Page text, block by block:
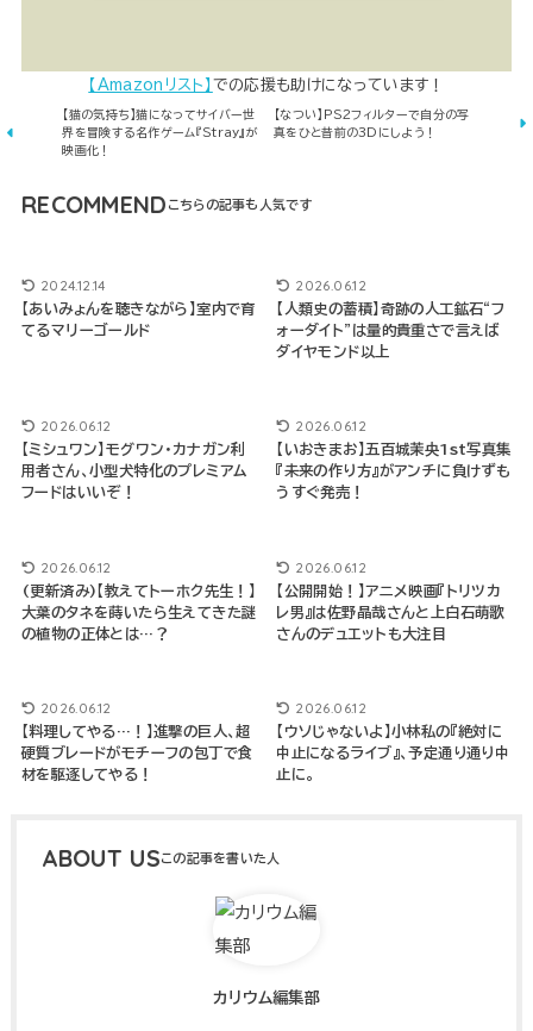
【Amazonリスト】 での応援も助けになっています！
【なつい】PS2フィルターで自分の写
真をひと昔前の3Dにしよう！
【猫の気持ち】猫になってサイバー世
界を冒険する名作ゲーム『Stray』が
映画化！
RECOMMEND
2024.12.14
【あいみょんを聴きながら】室内で育
てるマリーゴールド
2026.06.12
【人類史の蓄積】奇跡の人工鉱石“フ
ォーダイト”は量的貴重さで言えば
ダイヤモンド以上
2026.06.12
【ミシュワン】モグワン・カナガン利
用者さん、小型犬特化のプレミアム
フードはいいぞ！
2026.06.12
【いおきまお】五百城茉央1st写真集
『未来の作り方』がアンチに負けずも
うすぐ発売！
2026.06.12
(更新済み)【教えてトーホク先生！】
大葉のタネを蒔いたら生えてきた謎
の植物の正体とは…？
2026.06.12
【公開開始！】アニメ映画『トリツカ
レ男』は佐野晶哉さんと上白石萌歌
さんのデュエットも大注目
2026.06.12
【料理してやる…！】進撃の巨人、超
硬質ブレードがモチーフの包丁で食
材を駆逐してやる！
2026.06.12
【ウソじゃないよ】小林私の『絶対に
中止になるライブ』、予定通り通り中
止に。
ABOUT US
カリウム編集部